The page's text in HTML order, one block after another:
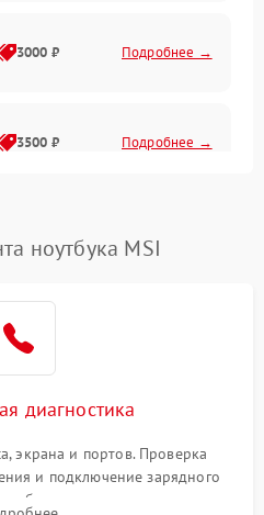
3000 ₽ Подробнее →
3500 ₽ Подробнее →
2500 ₽ Подробнее →
2000 ₽
ноутбука MSI
диагностика
экрана и портов. Проверка
и подключение зарядного
тока с помощью